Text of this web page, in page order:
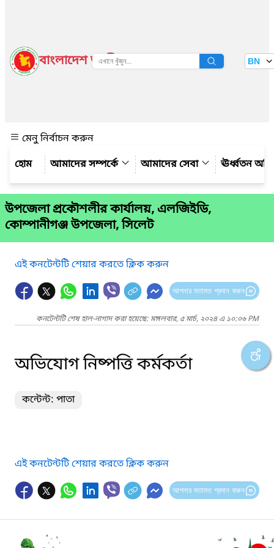
বাংলাদেশ জাতীয় তথ্য বাতায়ন BN
মেনু নির্বাচন করুন
আমাদের সম্পর্কে
আমাদের সেবা ঊর্ধ্বতন
উপজেলা প্রকৌশলীর কার্যালয়, এলজিইডি,
কোম্পানীগঞ্জ উপজেলা, সিলেট
এই কনটেন্টটি শেয়ার করতে ক্লিক করুন
আপনার মতামত প্রদান করুন
কনটেন্টটি শেষ হাল-নাগাদ করা হয়েছে: মঙ্গলবার, ৫ মার্চ, ২০২৪ এ ১০:০৬ PM
অভিযোগ নিষ্পত্তি কর্মকর্তা
কন্টেন্ট: পাতা
এই কনটেন্টটি শেয়ার করতে ক্লিক করুন
আপনার মতামত প্রদান করুন